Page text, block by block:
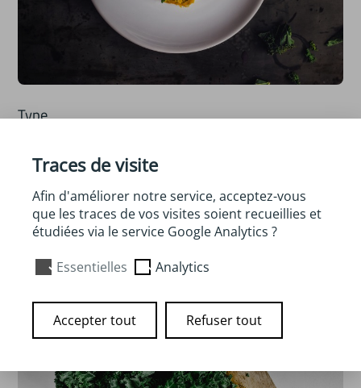
Type
Traces de visite
Afin d'améliorer notre service, acceptez-vous
que les traces de vos visites soient recueillies et
étudiées via le service Google Analytics ?
Essentielles
Analytics
Accepter tout Refuser tout